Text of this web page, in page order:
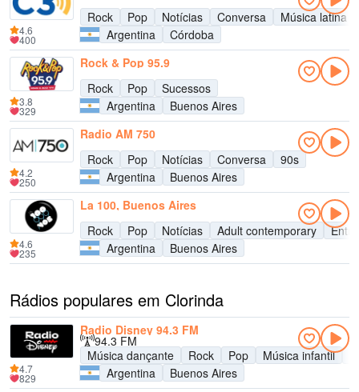
Rock
Pop Notícias Conversa
Música latina
Argentina
Córdoba
4.6
400
Rock & Pop 95.9
Rock
Pop
Sucessos
Argentina
Buenos Aires
3.8
329
Radio AM 750
Rock
Pop Notícias Conversa
90s
Argentina
Buenos Aires
4.2
250
La 100, Buenos Aires
Rock
Pop Notícias Adult contemporary
Argentina
Buenos Aires
4.6
235
Rádios populares em Clorinda
Radio Disney 94.3 FM
94.3 FM
Música dançante
Rock Pop Música infantil
Argentina
Buenos Aires
4.7
829